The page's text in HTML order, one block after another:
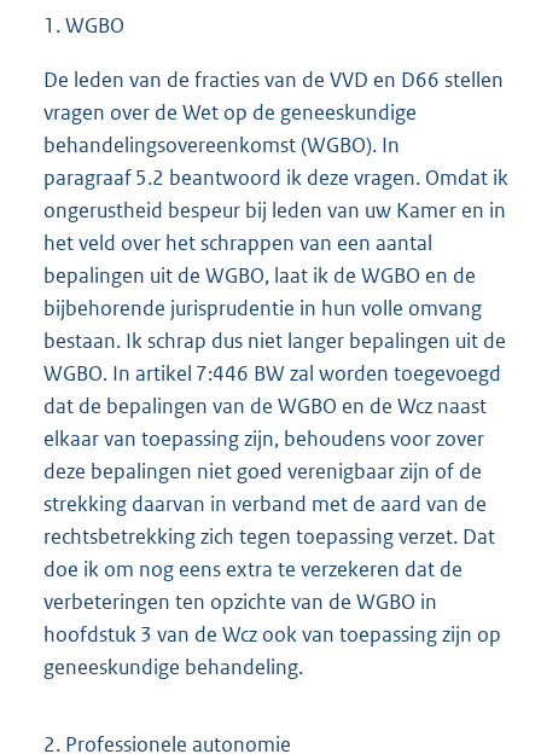
1. WGBO
De leden van de fracties van de VVD en D66 stellen
vragen over de Wet op de geneeskundige
behandelingsovereenkomst (WGBO). In
paragraaf 5.2 beantwoord ik deze vragen. Omdat ik
ongerustheid bespeur bij leden van uw Kamer en in
het veld over het schrappen van een aantal
bepalingen uit de WGBO, laat ik de WGBO en de
bijbehorende jurisprudentie in hun volle omvang
bestaan. Ik schrap dus niet langer bepalingen uit de
WGBO. In artikel 7:446 BW zal worden toegevoegd
dat de bepalingen van de WGBO en de Wcz naast
elkaar van toepassing zijn, behoudens voor zover
deze bepalingen niet goed verenigbaar zijn of de
strekking daarvan in verband met de aard van de
rechtsbetrekking zich tegen toepassing verzet. Dat
doe ik om nog eens extra te verzekeren dat de
verbeteringen ten opzichte van de WGBO in
hoofdstuk 3 van de Wcz ook van toepassing zijn op
geneeskundige behandeling.
2. Professionele autonomie